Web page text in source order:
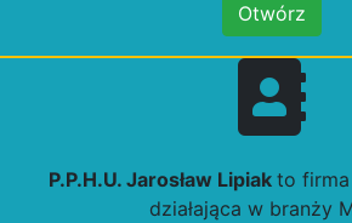
Otwórz
P.P.H.U. Jarosław Lipiak to
działająca w branży